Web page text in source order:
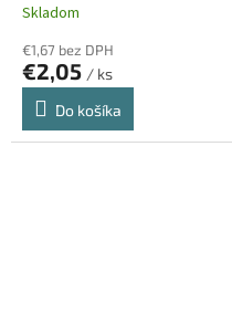
Skladom
€1,67 bez DPH
€2,05 / ks
Do košíka